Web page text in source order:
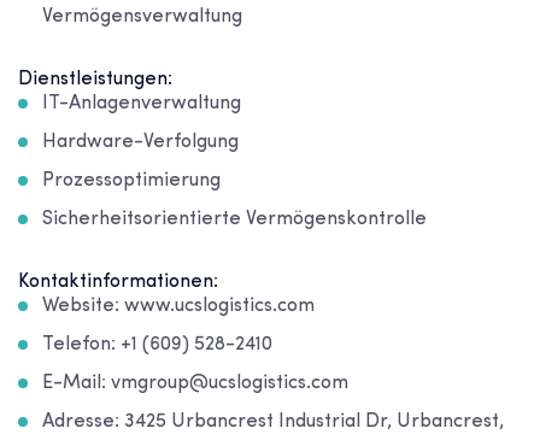
Vermögensverwaltung
Dienstleistungen:
IT-Anlagenverwaltung
Hardware-Verfolgung
Prozessoptimierung
Sicherheitsorientierte Vermögenskontrolle
Kontaktinformationen:
Website: www.ucslogistics.com
Telefon: +1 (609) 528-2410
E-Mail: vmgroup@ucslogistics.com
Adresse: 3425 Urbancrest Industrial Dr, Urbancrest,